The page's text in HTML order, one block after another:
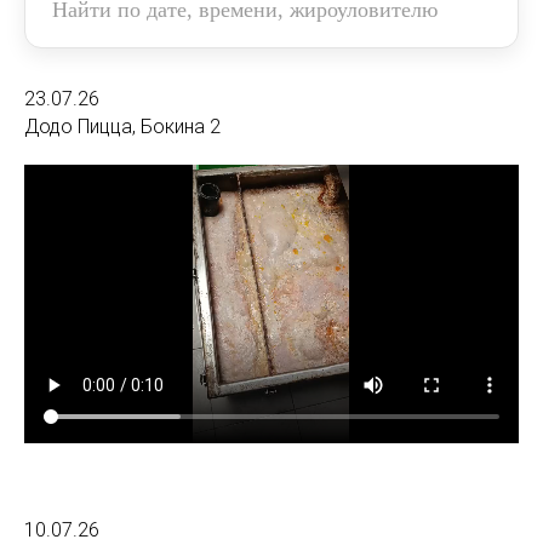
23.07.26
Додо Пицца, Бокина 2
10.07.26